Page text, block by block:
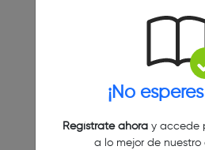
¡No
Regístrate ahoray accede
a lo mejor de nuestro